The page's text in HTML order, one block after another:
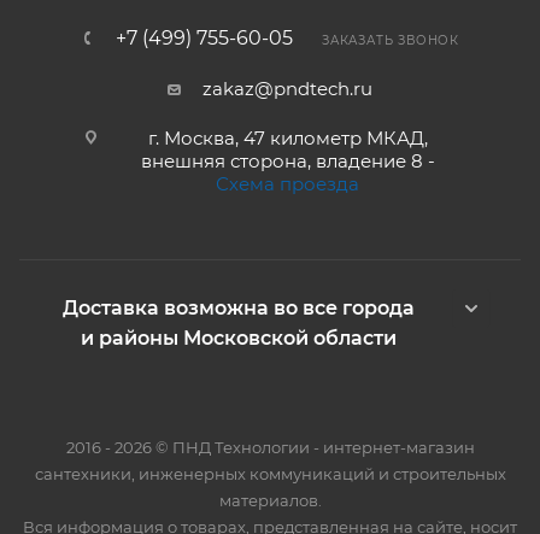
+7 (499) 755-60-05 ЗАКАЗАТЬ ЗВОНОК
zakaz@pndtech.ru
г. Москва, 47 километр МКАД,
внешняя сторона, владение 8 -
Схема проезда
Доставка возможна во все города
и районы Московской области
2016 - 2026 © ПНД Технологии - интернет-магазин
сантехники, инженерных коммуникаций и строительных
материалов.
Вся информация о товарах, представленная на сайте, носит